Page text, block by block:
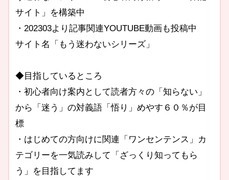
サイト」を構築中
・202303より記事関連YOUTUBE動画も投稿中
サイト名「もう迷わないシリーズ」
◆目指しているところ
・初心者向け案内として読者方々の「知らない」
から「迷う」の対義語「悟り」めやす６０％が目
標
・はじめての方向けに関連「ワンセンテンス」カ
テゴリーを一気読みして「ざっくり知ってもら
う」を目指してます